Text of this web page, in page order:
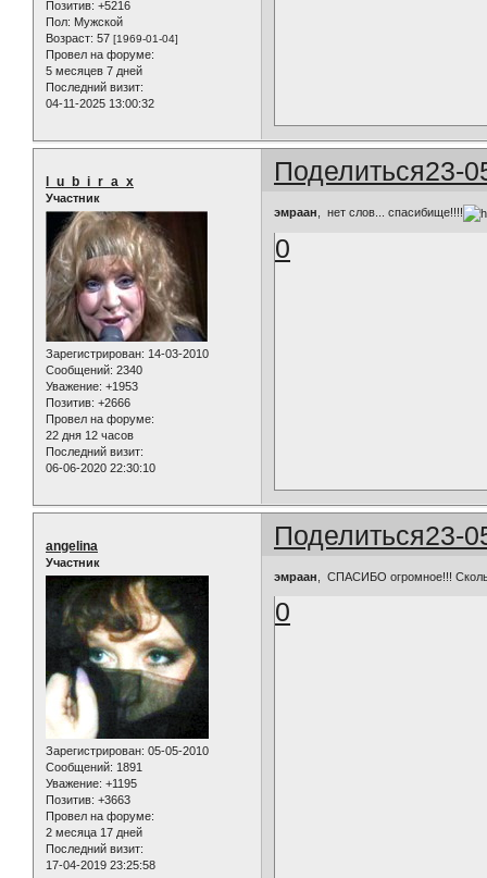
Позитив: +5216
Пол: Мужской
Возраст: 57 [1969-01-04]
Провел на форуме:
5 месяцев 7 дней
Последний визит:
04-11-2025 13:00:32
Поделиться23-
l_u_b_i_r_a_x
Участник
Зарегистрирован: 14-03-2010
Сообщений: 2340
Уважение: +1953
Позитив: +2666
Провел на форуме:
22 дня 12 часов
Последний визит:
06-06-2020 22:30:10
эмраан , нет слов... спасибище!!!!
0
Поделиться23-
angelina
Участник
Зарегистрирован: 05-05-2010
Сообщений: 1891
Уважение: +1195
Позитив: +3663
Провел на форуме:
2 месяца 17 дней
Последний визит:
17-04-2019 23:25:58
эмраан, СПАСИБО огромное!!!
0